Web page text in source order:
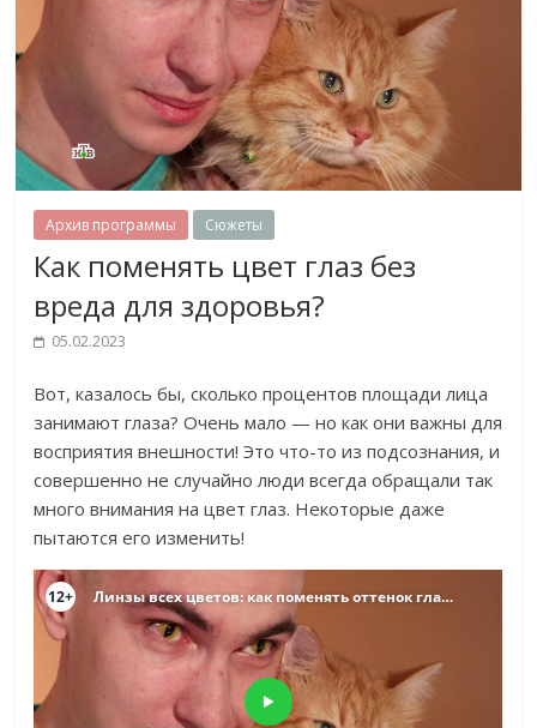
Архив программы Сюжеты
Как поменять цвет глаз без
вреда для здоровья?
05.02.2023
Вот, казалось бы, сколько процентов площади лица
занимают глаза? Очень мало — но как они важны для
восприятия внешности! Это что-то из подсознания, и
совершенно не случайно люди всегда обращали так
много внимания на цвет глаз. Некоторые даже
пытаются его изменить!